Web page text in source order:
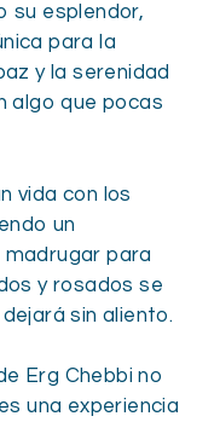
su esplendor,
para la
y la serenidad
algo que pocas
vida con los
un
para
y rosados se
sin aliento.
Erg Chebbi no
una experiencia